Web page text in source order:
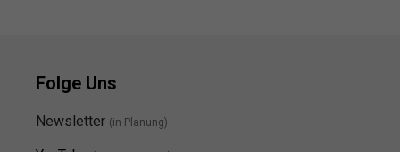
Folge Uns
Newsletter (in Planung)